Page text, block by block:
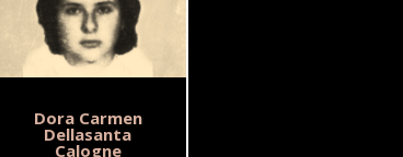
Dora Carmen
Dellasanta
Calogne